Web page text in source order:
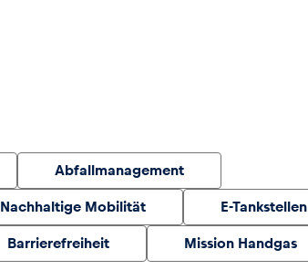
Abfallmanagement
Nachhaltige Mobilität E-Tankstellen
Barrierefreiheit Mission Handgas